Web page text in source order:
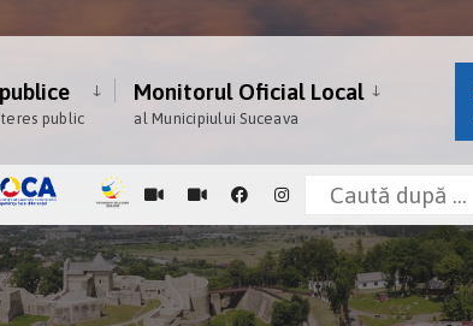
public
Monitorul Oficial Local
al Municipiului Suceava